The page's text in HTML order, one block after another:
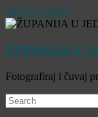
Skip to content
ŽUPANIJA U
Fotografiraj i čuvaj